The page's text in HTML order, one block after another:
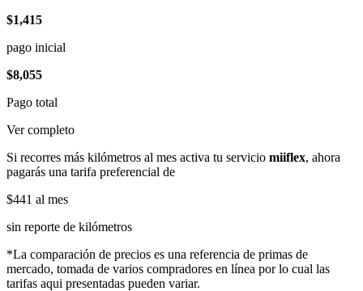
$1,415
pago inicial
$8,055
Pago total
Ver completo
Si recorres más kilómetros al mes activa tu servicio miiflex, ahora
pagarás una tarifa preferencial de
$441 al mes
sin reporte de kilómetros
*La comparación de precios es una referencia de primas de
mercado, tomada de varios compradores en línea por lo cual las
tarifas aqui presentadas pueden variar.